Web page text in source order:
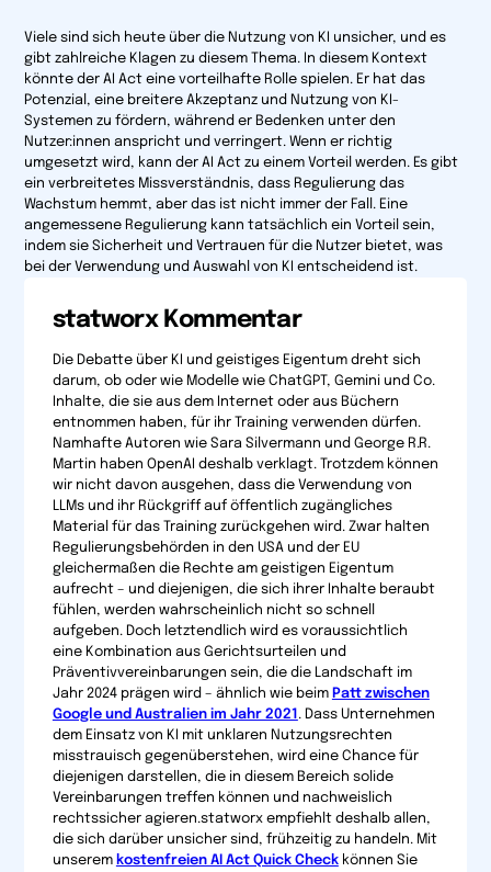
Viele sind sich heute über die Nutzung von KI unsicher, und es
gibt zahlreiche Klagen zu diesem Thema. In diesem Kontext
könnte der AI Act eine vorteilhafte Rolle spielen. Er hat das
Potenzial, eine breitere Akzeptanz und Nutzung von KI-
Systemen zu fördern, während er Bedenken unter den
Nutzer:innen anspricht und verringert. Wenn er richtig
umgesetzt wird, kann der AI Act zu einem Vorteil werden. Es gibt
ein verbreitetes Missverständnis, dass Regulierung das
Wachstum hemmt, aber das ist nicht immer der Fall. Eine
angemessene Regulierung kann tatsächlich ein Vorteil sein,
indem sie Sicherheit und Vertrauen für die Nutzer bietet, was
bei der Verwendung und Auswahl von KI entscheidend ist.
statworx Kommentar
Die Debatte über KI und geistiges Eigentum dreht sich
darum, ob oder wie Modelle wie ChatGPT, Gemini und Co.
Inhalte, die sie aus dem Internet oder aus Büchern
entnommen haben, für ihr Training verwenden dürfen.
Namhafte Autoren wie Sara Silvermann und George R.R.
Martin haben OpenAI deshalb verklagt. Trotzdem können
wir nicht davon ausgehen, dass die Verwendung von
LLMs und ihr Rückgriff auf öffentlich zugängliches
Material für das Training zurückgehen wird. Zwar halten
Regulierungsbehörden in den USA und der EU
gleichermaßen die Rechte am geistigen Eigentum
aufrecht – und diejenigen, die sich ihrer Inhalte beraubt
fühlen, werden wahrscheinlich nicht so schnell
aufgeben. Doch letztendlich wird es voraussichtlich
eine Kombination aus Gerichtsurteilen und
Präventivvereinbarungen sein, die die Landschaft im
Jahr 2024 prägen wird – ähnlich wie beim Patt zwischen
Google und Australien im Jahr 2021 . Dass Unternehmen
dem Einsatz von KI mit unklaren Nutzungsrechten
misstrauisch gegenüberstehen, wird eine Chance für
diejenigen darstellen, die in diesem Bereich solide
Vereinbarungen treffen können und nachweislich
rechtssicher agieren.statworx empfiehlt deshalb allen,
die sich darüber unsicher sind, frühzeitig zu handeln. Mit
unserem kostenfreien AI Act Quick Checkkönnen Sie